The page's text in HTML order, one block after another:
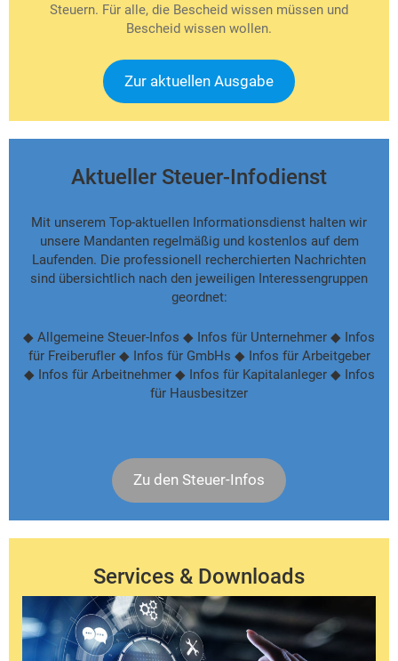
Steuern. Für alle, die Bescheid wissen müssen und
Bescheid wissen wollen.
Zur aktuellen Ausgabe
Aktueller Steuer-Infodienst
Mit unserem Top-aktuellen Informationsdienst halten wir
unsere Mandanten regelmäßig und kostenlos auf dem
Laufenden. Die professionell recherchierten Nachrichten
sind übersichtlich nach den jeweiligen Interessengruppen
geordnet:
◆ Allgemeine Steuer-Infos ◆ Infos für Unternehmer ◆ Infos
für Freiberufler ◆ Infos für GmbHs ◆ Infos für Arbeitgeber
◆ Infos für Arbeitnehmer ◆ Infos für Kapitalanleger ◆ Infos
für Hausbesitzer
Zu den Steuer-Infos
Services & Downloads